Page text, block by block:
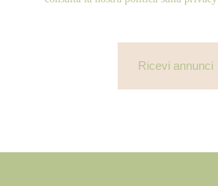
Ricevi annunci